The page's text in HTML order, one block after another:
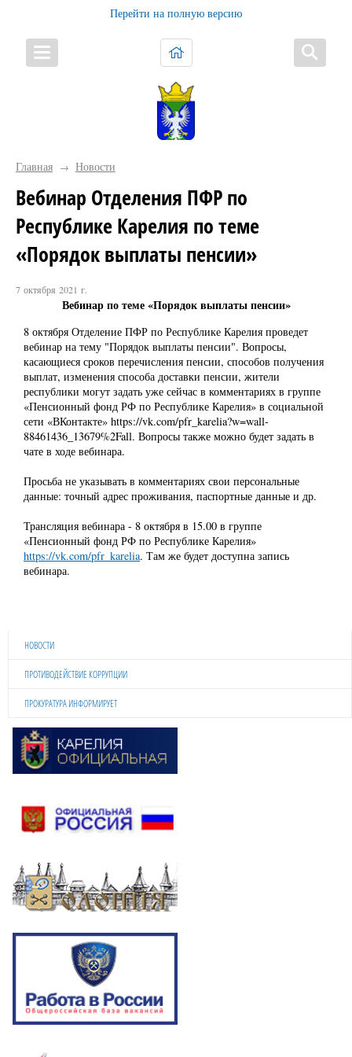
Перейти на полную версию
Главная → Новости
Вебинар Отделения ПФР по
Республике Карелия по теме
«Порядок выплаты пенсии»
7 октября 2021 г.
Вебинар по теме «Порядок выплаты пенсии»
8 октября Отделение ПФР по Республике Карелия проведет
вебинар на тему "Порядок выплаты пенсии". Вопросы,
касающиеся сроков перечисления пенсии, способов получения
выплат, изменения способа доставки пенсии, жители
республики могут задать уже сейчас в комментариях в группе
«Пенсионный фонд РФ по Республике Карелия» в социальной
сети «ВКонтакте» https://vk.com/pfr_karelia?w=wall-
88461436_13679%2Fall. Вопросы также можно будет задать в
чате в ходе вебинара.
Просьба не указывать в комментариях свои персональные
данные: точный адрес проживания, паспортные данные и др.
Трансляция вебинара - 8 октября в 15.00 в группе
«Пенсионный фонд РФ по Республике Карелия»
https://vk.com/pfr_karelia. Там же будет доступна запись
вебинара.
НОВОСТИ
ПРОТИВОДЕЙСТВИЕ КОРРУПЦИИ
ПРОКУРАТУРА ИНФОРМИРУЕТ